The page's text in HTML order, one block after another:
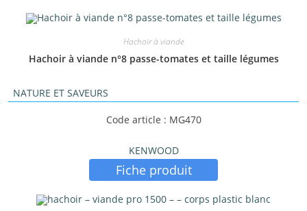
Hachoir à viande
Hachoir à viande n°8 passe-tomates et taille légumes
NATURE ET SAVEURS
Code article : MG470
KENWOOD
Fiche produit